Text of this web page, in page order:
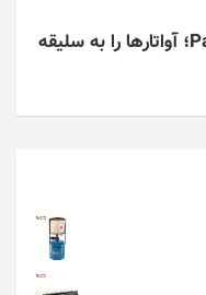
بازی/ Pastel Friends؛ آواتارها را به سلیقه